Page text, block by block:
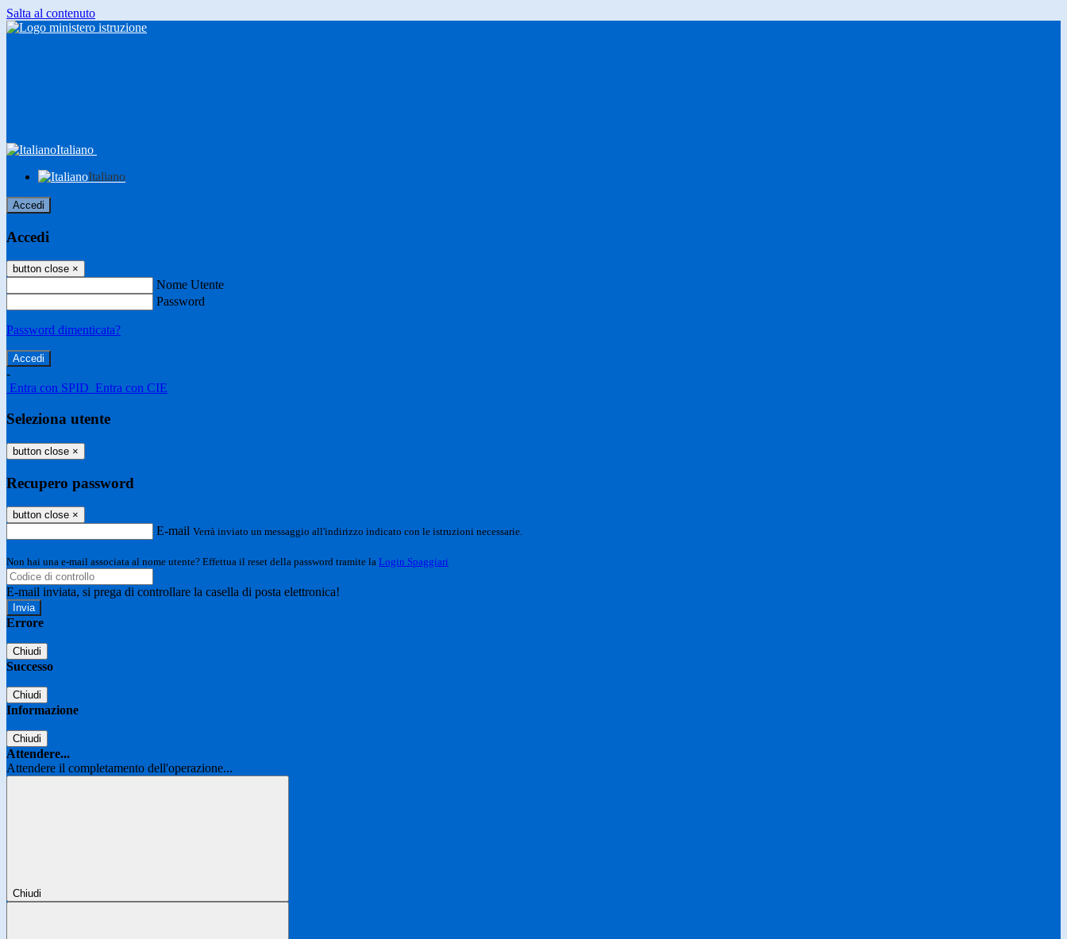
Salta al contenuto
Italiano
Italiano
Accedi
Accedi
button close ×
Nome Utente
Password
Password dimenticata?
-
Entra con SPID Entra con CIE
Seleziona utente
button close ×
Recupero password
button close ×
E-mail Verrà inviato un messaggio all'indirizzo indicato con le istruzioni necessarie.
Non hai una e-mail associata al nome utente? Effettua il reset della password tramite la Login Spaggiari
E-mail inviata, si prega di controllare la casella di posta elettronica!
Errore
Chiudi
Successo
Chiudi
Informazione
Chiudi
Attendere...
Attendere il completamento dell'operazione...
Chiudi